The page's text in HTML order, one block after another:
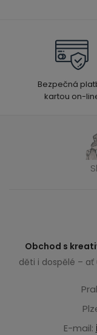
Bezpečná
kartou on-
Obchod s
děti i dospělé –
E-mail: